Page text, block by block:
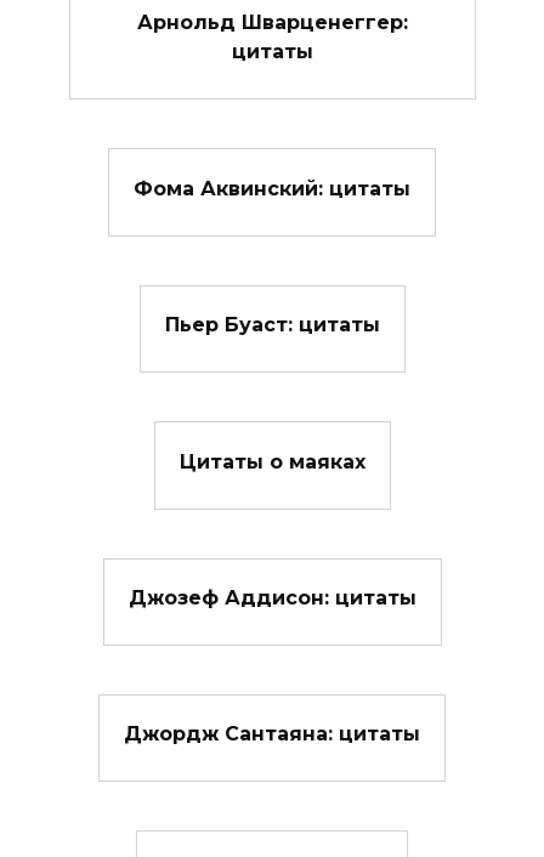
Арнольд Шварценеггер:
цитаты
Фома Аквинский: цитаты
Пьер Буаст: цитаты
Цитаты о маяках
Джозеф Аддисон: цитаты
Джордж Сантаяна: цитаты